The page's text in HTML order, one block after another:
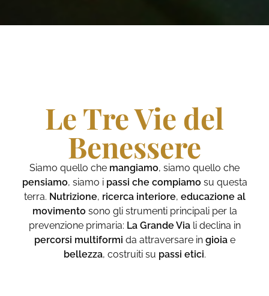
Le Tre Vie del
Benessere
Siamo quello che mangiamo, siamo quello che
pensiamo, siamo i passi che compiamosu questa
terra. Nutrizione, ricerca interiore, educazione al
movimentosono gli strumenti principali per la
prevenzione primaria: La Grande Viali declina in
percorsi multiformi da attraversare in gioiae
bellezza, costruiti su passi etici.